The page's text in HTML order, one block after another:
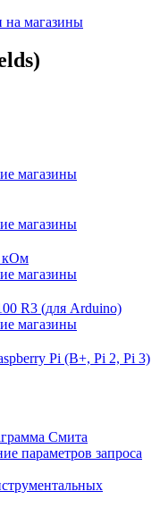
на магазины
магазины
магазины
кОм
магазины
R3 (для Arduino)
магазины
Pi (B+, Pi 2, Pi 3)
Смита
параметров запроса